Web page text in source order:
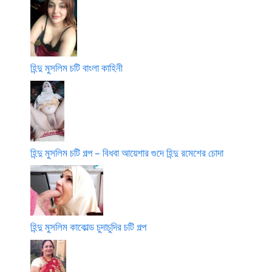
হিন্দু মুসলিম চটি বাংলা কাহিনী
হিন্দু মুসলিম চটি গল্প – বিধবা আয়েশার গুদে হিন্দু রমেশের চোদা
হিন্দু মুসলিম কাকোল্ড চুদাচুদির চটি গল্প